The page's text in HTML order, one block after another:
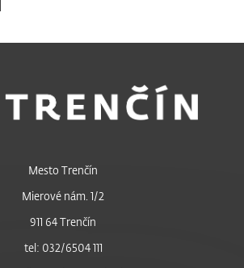
Mesto Trenčín
Mierové nám. 1/2
911 64 Trenčín
tel: 032/6504 111